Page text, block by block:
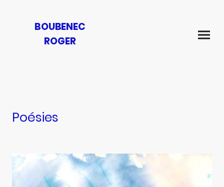
BOUBENEC
ROGER
Poésies